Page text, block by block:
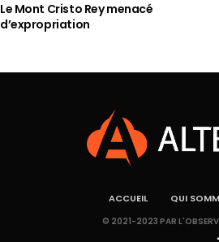
Le Mont Cristo Rey menacé
d’expropriation
ACCUEIL QUI
© 2021-2023 PAR